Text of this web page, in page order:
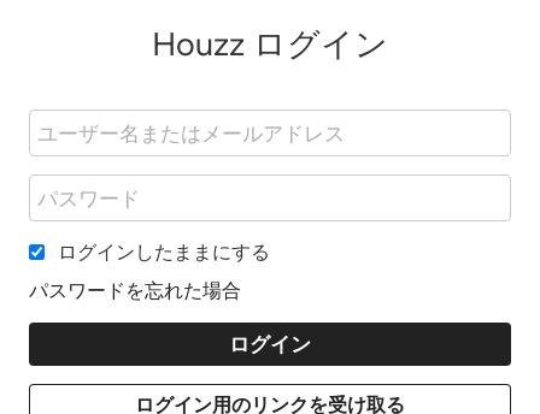
Houzz ログイン
ログインしたままにする
パスワードを忘れた場合